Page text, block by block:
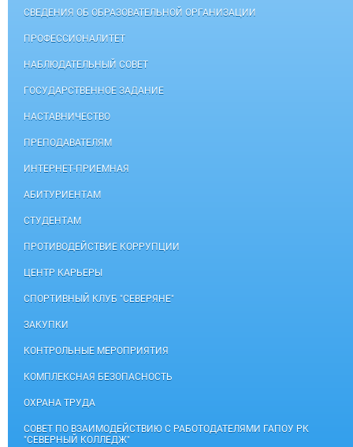
СВЕДЕНИЯ ОБ ОБРАЗОВАТЕЛЬНОЙ ОРГАНИЗАЦИИ
ПРОФЕССИОНАЛИТЕТ
НАБЛЮДАТЕЛЬНЫЙ СОВЕТ
ГОСУДАРСТВЕННОЕ ЗАДАНИЕ
НАСТАВНИЧЕСТВО
ПРЕПОДАВАТЕЛЯМ
ИНТЕРНЕТ-ПРИЕМНАЯ
АБИТУРИЕНТАМ
СТУДЕНТАМ
ПРОТИВОДЕЙСТВИЕ КОРРУПЦИИ
ЦЕНТР КАРЬЕРЫ
СПОРТИВНЫЙ КЛУБ "СЕВЕРЯНЕ"
ЗАКУПКИ
КОНТРОЛЬНЫЕ МЕРОПРИЯТИЯ
КОМПЛЕКСНАЯ БЕЗОПАСНОСТЬ
ОХРАНА ТРУДА
СОВЕТ ПО ВЗАИМОДЕЙСТВИЮ С РАБОТОДАТЕЛЯМИ ГАПОУ РК
"СЕВЕРНЫЙ КОЛЛЕДЖ"